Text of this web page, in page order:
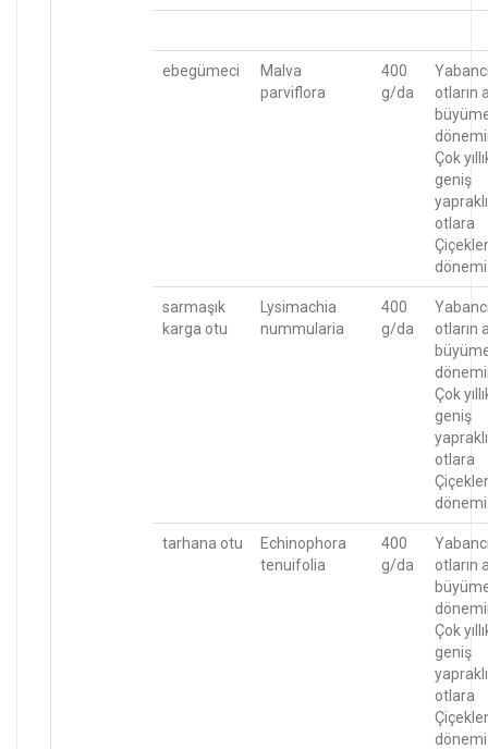
ebegümeci
Malva
parviflora
400
g/da
otların
Çok
geniş
yapraklı
otlara
sarmaşık
karga otu
Lysimachia
nummularia
400
g/da
otların
Çok
geniş
yapraklı
otlara
tarhana otu
Echinophora
tenuifolia
400
g/da
otların
Çok
geniş
yapraklı
otlara
dönemi